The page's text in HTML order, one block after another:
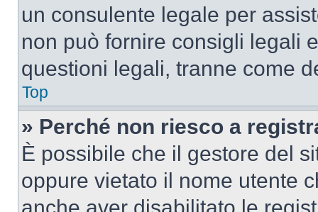
un consulente legale per
non può fornire consigli legali
questioni legali, tranne come
Top
» Perché non riesco a
È possibile che il gestore del
oppure vietato il nome utente